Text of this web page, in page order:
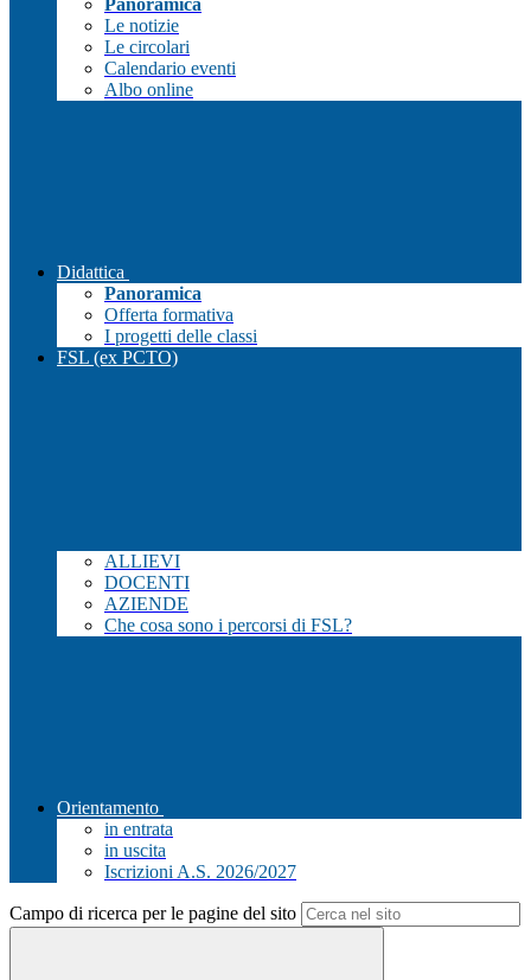
Panoramica
Le notizie
Le circolari
Calendario eventi
Albo online
Didattica
Panoramica
Offerta formativa
I progetti delle classi
FSL (ex PCTO)
ALLIEVI
DOCENTI
AZIENDE
Che cosa sono i percorsi di FSL?
Orientamento
in entrata
in uscita
Iscrizioni A.S. 2026/2027
Campo di ricerca per le pagine del sito